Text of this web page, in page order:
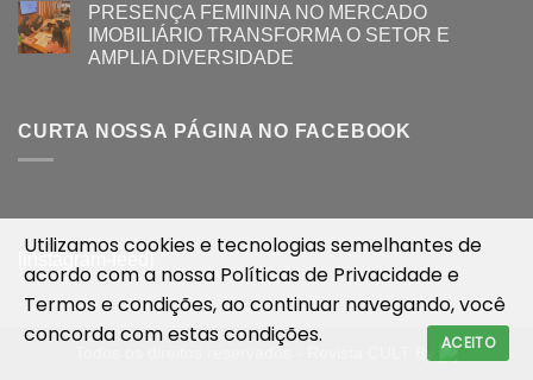
PRESENÇA FEMININA NO MERCADO
IMOBILIÁRIO TRANSFORMA O SETOR E
AMPLIA DIVERSIDADE
CURTA NOSSA PÁGINA NO FACEBOOK
Utilizamos cookies e tecnologias semelhantes de
acordo com a nossa Políticas de Privacidadee
Termos e condições, ao continuar navegando, você
concorda com estas condições.
ACEITO